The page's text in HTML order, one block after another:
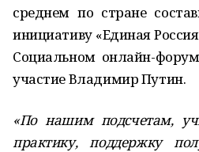
среднем по стране
инициативу «Единая
Социальном онлайн-
участие Владимир Путин.
«По нашим подсчетам,
практику, поддержку